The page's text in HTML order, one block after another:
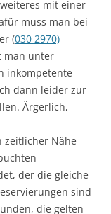
mit einer
muss man bei
(030 2970)
man unter
inkompetente
dann leider zur
Ärgerlich,
zeitlicher Nähe
der die gleiche
sind
die gelten